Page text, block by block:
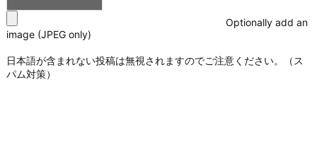
Optionally add an
image (JPEG only)
日本語が含まれない投稿は無視されますのでご注意ください。（ス
パム対策）